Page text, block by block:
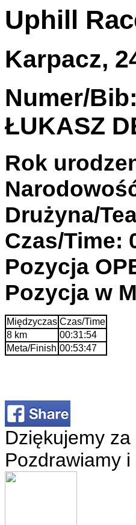
Uphill
Karpacz,
Numer/
ŁUKASZ
Rok
Drużyna/
Czas/Time:
Pozycja
Pozycja w
Międzyczas Czas/Time
8 km
00:31:54
Meta/Finish 00:53:47
Dziękujemy za
Pozdrawiamy